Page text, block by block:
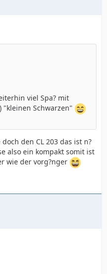
viel Spa? mit
"kleinen Schwarzen"
den CL 203 das ist n?
also ein kompakt somit ist
wie der vorg?nger